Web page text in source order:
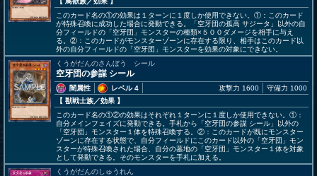
このカード名の①の効果は１ターンに１度しか使用できない。①：このカード
が特殊召喚に成功した場合に発動できる。「空牙団の孤高 サジータ」以外の自
分フィールドの「空牙団」モンスターの種類×５００ダメージを相手に与え
る。②：このカードがモンスターゾーンに存在する限り、相手はこのカード以
外の自分フィールドの「空牙団」モンスターを効果の対象にできない。
くうがだんのさんぼう シール
空牙団の参謀 シール
闇属性
レベル 4
【 獣戦士族／効果 】
攻撃力 1600 守備力 1000
このカード名の①②の効果はそれぞれ１ターンに１度しか使用できない。①：
自分メインフェイズに発動できる。手札から「空牙団の参謀 シール」以外の
「空牙団」モンスター１体を特殊召喚する。②：このカードが既にモンスター
ゾーンに存在する状態で、自分フィールドにこのカード以外の「空牙団」モン
スターが特殊召喚された場合、自分の墓地の「空牙団」モンスター１体を対象
として発動できる。そのモンスターを手札に加える。
くうがだんのしゅうれん